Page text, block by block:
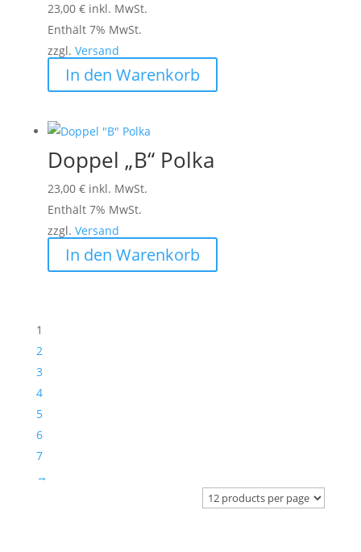
23,00 € inkl. MwSt.
Enthält 7% MwSt.
zzgl. Versand
In den Warenkorb
Doppel „B“ Polka
23,00 € inkl. MwSt.
Enthält 7% MwSt.
zzgl. Versand
In den Warenkorb
1
2
3
4
5
6
7
→